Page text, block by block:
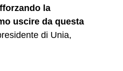
la
uscire da questa
di Unia,